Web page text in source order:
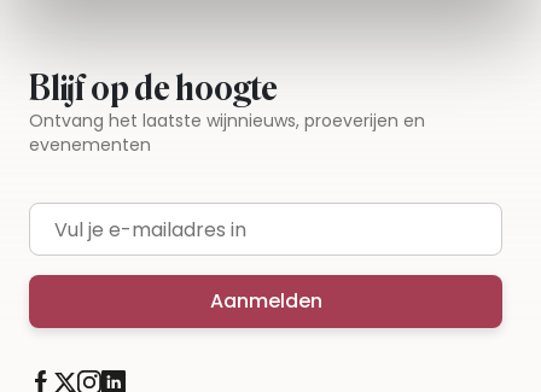
Blijf op de hoogte
Ontvang het laatste wijnnieuws, proeverijen en
evenementen
E-mailadres
Aanmelden